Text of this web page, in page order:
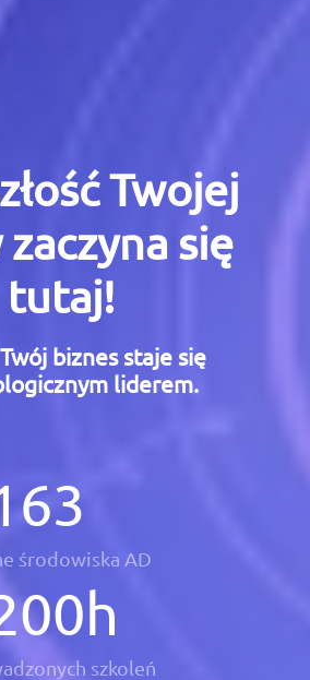
Twojej
się
tutaj!
biznes staje się
liderem.
środowiska AD
h
szkoleń